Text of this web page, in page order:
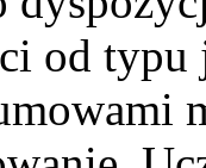
od